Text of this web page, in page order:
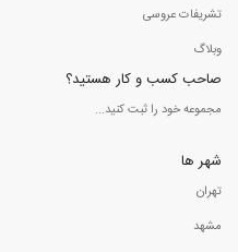
تشریفات عروسی
وبلاگ
صاحب کسب و کار هستید؟
مجموعه خود را ثبت کنید...
شهر ها
تهران
مشهد